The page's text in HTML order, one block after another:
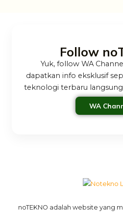
Follow
Yuk, follow WA
dapatkan info eksklusif
teknologi terbaru
WA
noTEKNO adalah website yang